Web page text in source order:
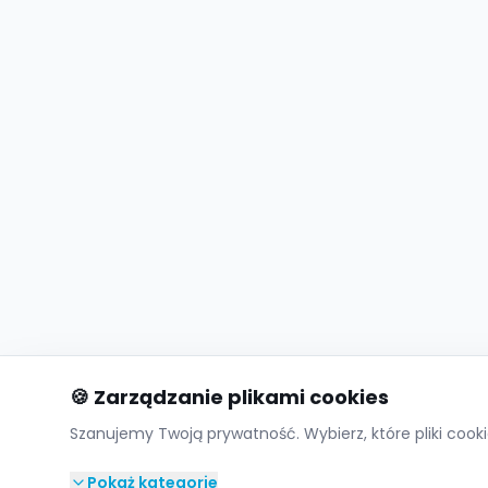
🍪 Zarządzanie plikami cookies
Szanujemy Twoją prywatność. Wybierz, które pliki
Pokaż kategorie